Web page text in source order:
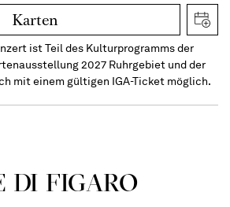
Karten
ist Teil des Kulturprogramms der
2027 Ruhrgebiet und der
mit einem gültigen IGA-Ticket möglich.
DI FIGARO